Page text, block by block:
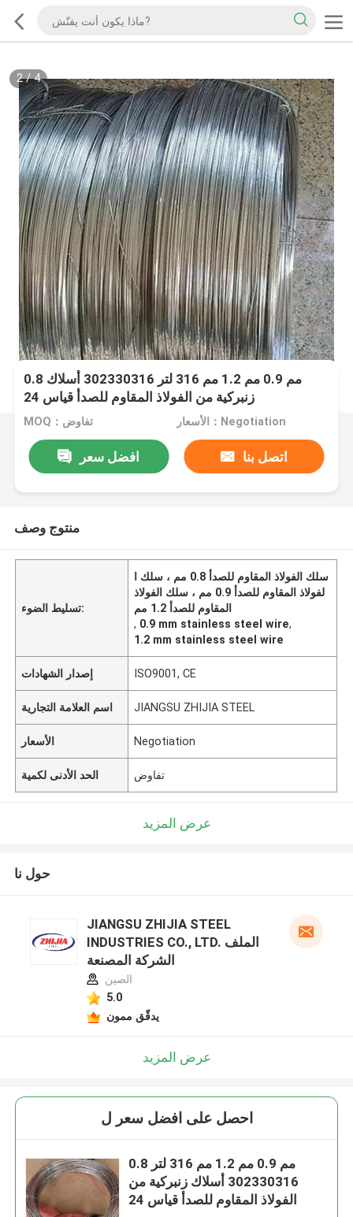
2/4
0.8 مم 0.9 مم 1.2 مم 316 لتر 302330316 أسلاك
زنبركية من الفولاذ المقاوم للصدأ قياس 24
MOQ：تفاوض الأسعار：Negotiation
افضل سعر اتصل بنا
منتوج وصف
تسليط الضوء:
سلك الفولاذ المقاوم للصدأ 0.8 مم ، سلك ا
لفولاذ المقاوم للصدأ 0.9 مم ، سلك الفولاذ
المقاوم للصدأ 1.2 مم
, 0.9 mm stainless steel wire,
1.2 mm stainless steel wire
إصدار الشهادات ISO9001, CE
اسم العلامة التجارية JIANGSU ZHIJIA STEEL
الأسعار Negotiation
الحد الأدنى لكمية تفاوض
عرض المزيد
حول نا
JIANGSU ZHIJIA STEEL
INDUSTRIES CO., LTD. الملف
الشركة المصنعة
الصين
5.0
يدقّق ممون
عرض المزيد
احصل على افضل سعر ل
0.8 مم 0.9 مم 1.2 مم 316 لتر
302330316 أسلاك زنبركية من
الفولاذ المقاوم للصدأ قياس 24